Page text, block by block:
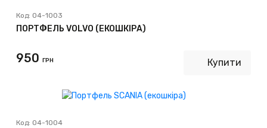
Код: 04-1003
ПОРТФЕЛЬ VOLVO (ЕКОШКІРА)
950 ГРН Купити
Код: 04-1004